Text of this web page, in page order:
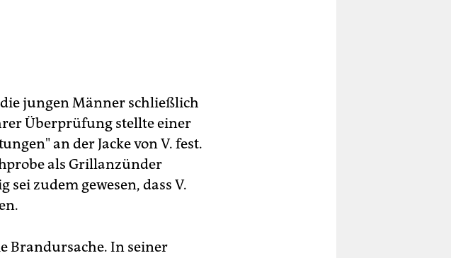
jungen Männer schließlich
Überprüfung stellte einer
an der Jacke von V. fest.
als Grillanzünder
zudem gewesen, dass V.
Brandursache. In seiner